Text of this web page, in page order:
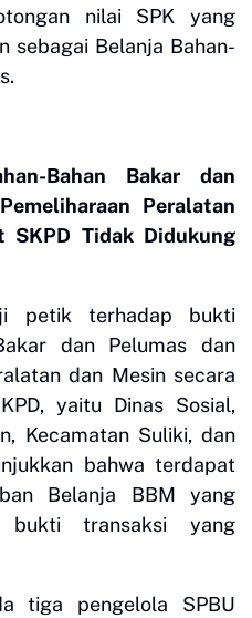
nilai SPK yang
sebagai Belanja Bahan-
Bahan Bakar dan
Peralatan
SKPD Tidak Didukung
petik terhadap bukti
dan Pelumas dan
dan Mesin secara
yaitu Dinas Sosial,
Kecamatan Suliki, dan
bahwa terdapat
Belanja BBM yang
transaksi yang
tiga pengelola SPBU